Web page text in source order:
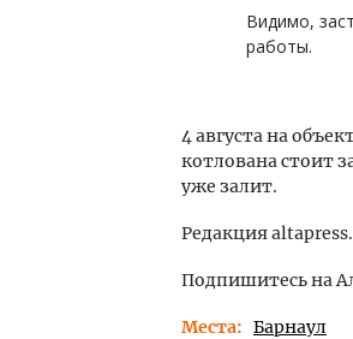
Видимо,
работы.
4 августа на
котлована стоит
уже залит.
Редакция
Подпишитесь на
Места Барнаул